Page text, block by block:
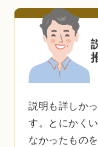
説明も詳しか
す。とにかく
なかったもの